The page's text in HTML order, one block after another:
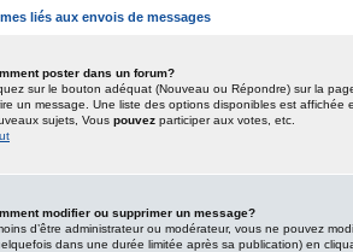
liés aux envois de messages
poster dans un forum?
sur le bouton adéquat (Nouveau ou Répondre) sur la
un message. Une liste des options disponibles est
sujets, Vous pouvez participer aux votes, etc.
modifier ou supprimer un message?
d’être administrateur ou modérateur, vous ne pouvez
dans une durée limitée après sa publication) en